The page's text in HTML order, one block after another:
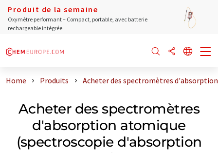
Produit de la semaine
Oxymètre performant – Compact, portable, avec batterie
rechargeable intégrée
Home Produits Acheter des spectromètres
Acheter des spectromètres
d'absorption atomique
(spectroscopie d'absorption